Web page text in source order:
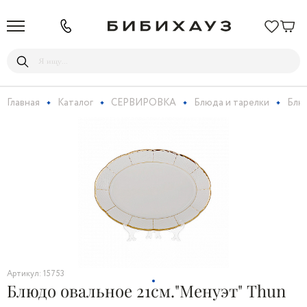
Главная Каталог СЕРВИРОВКА Блюда и тарелки
Артикул: 15753
Блюдо овальное 21см."Менуэт" Thun